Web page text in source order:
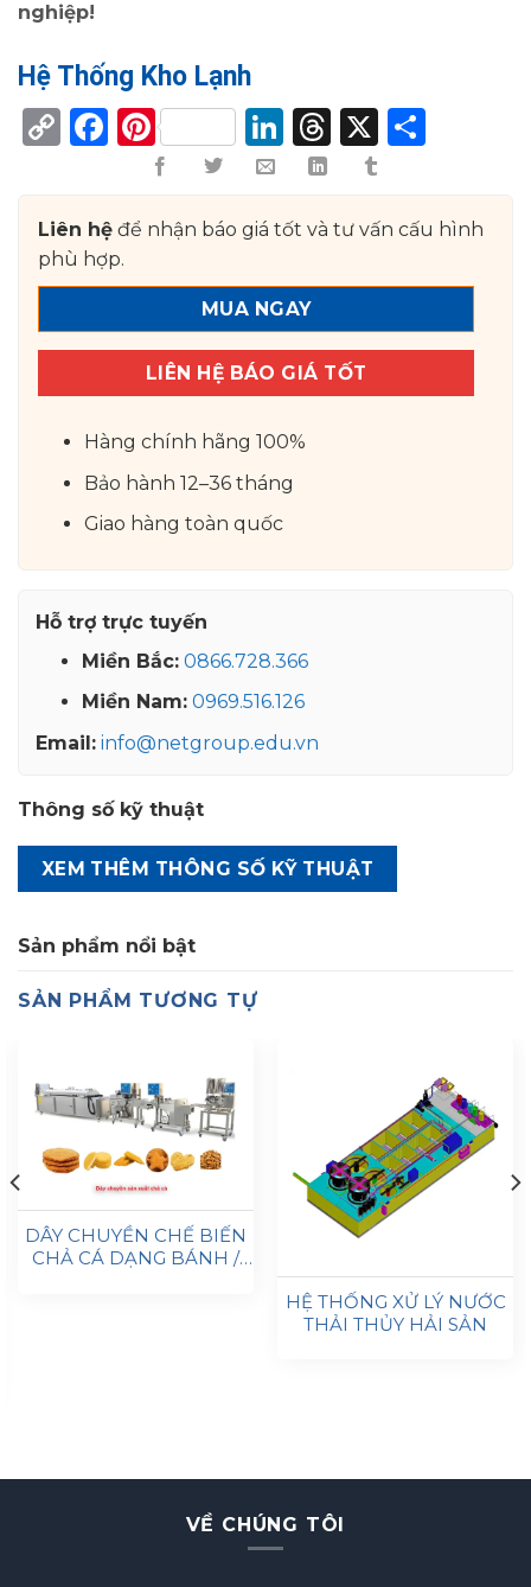
nghiệp!
Hệ Thống Kho Lạnh
CopyFacebook
PinterestLinkedIn
Threads
X
Liên hệ để nhận báo giá tốt và tư vấn cấu hình
phù hợp.
MUA NGAY
LIÊN HỆ BÁO GIÁ TỐT
Hàng chính hãng 100%
Bảo hành 12–36 tháng
Giao hàng toàn quốc
Hỗ trợ trực tuyến
Miền Bắc: 0866.728.366
Miền Nam: 0969.516.126
Email: info@netgroup.edu.vn
Thông số kỹ thuật
XEM THÊM THÔNG SỐ KỸ THUẬT
Sản phẩm nổi bật
SẢN PHẨM TƯƠNG TỰ
DÂY CHUYỀN CHẾ BIẾN
CHẢ CÁ DẠNG BÁNH /
HỆ THỐNG XỬ LÝ NƯỚC
THẢI THỦY HẢI SẢN
VỀ CHÚNG TÔI